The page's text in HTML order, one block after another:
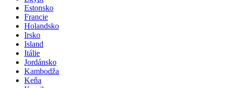
Estonsko
Francie
Holandsko
Irsko
Island
Itálie
Jordánsko
Kambodža
Keňa